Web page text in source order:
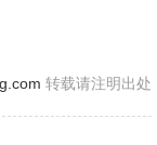
转载请注明出处